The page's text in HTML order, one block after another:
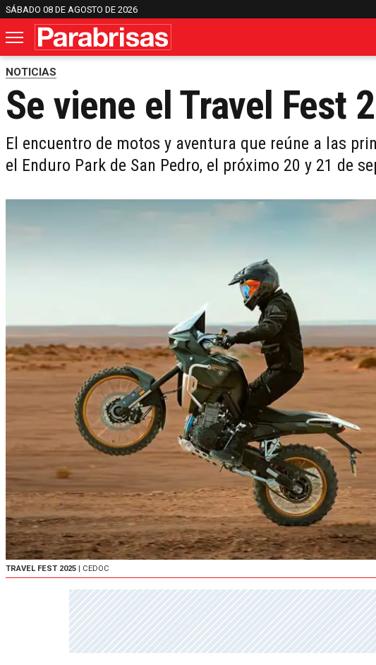
SÁBADO 08 DE AGOSTO DE 2026
NOTICIAS
Se viene el Travel Fest
El encuentro de motos y aventura que reúne a las
el Enduro Park de San Pedro, el próximo 20 y 21 de
TRAVEL FEST 2025 | CEDOC